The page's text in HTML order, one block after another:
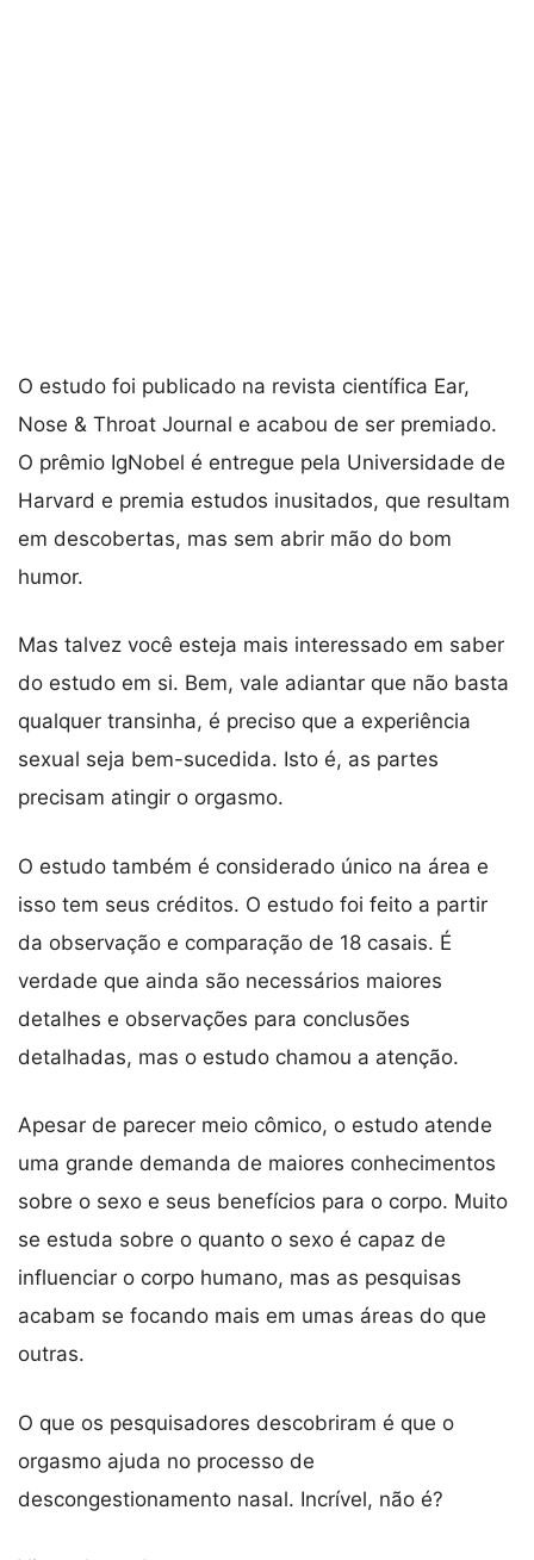
O estudo foi publicado na revista científica Ear,
Nose & Throat Journal e acabou de ser premiado.
O prêmio IgNobel é entregue pela Universidade de
Harvard e premia estudos inusitados, que resultam
em descobertas, mas sem abrir mão do bom
humor.
Mas talvez você esteja mais interessado em saber
do estudo em si. Bem, vale adiantar que não basta
qualquer transinha, é preciso que a experiência
sexual seja bem-sucedida. Isto é, as partes
precisam atingir o orgasmo.
O estudo também é considerado único na área e
isso tem seus créditos. O estudo foi feito a partir
da observação e comparação de 18 casais. É
verdade que ainda são necessários maiores
detalhes e observações para conclusões
detalhadas, mas o estudo chamou a atenção.
Apesar de parecer meio cômico, o estudo atende
uma grande demanda de maiores conhecimentos
sobre o sexo e seus benefícios para o corpo. Muito
se estuda sobre o quanto o sexo é capaz de
influenciar o corpo humano, mas as pesquisas
acabam se focando mais em umas áreas do que
outras.
O que os pesquisadores descobriram é que o
orgasmo ajuda no processo de
descongestionamento nasal. Incrível, não é?